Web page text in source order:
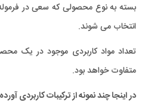
بسته به نوع محصولی که سعی در فرموله
انتخاب می شوند.
تعداد مواد کاربردی موجود در یک
متفاوت خواهد بود.
در اینجا چند نمونه از ترکیبات کاربردی